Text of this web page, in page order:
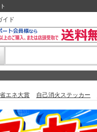
イド
エネ大賞 自己消火ステッカー